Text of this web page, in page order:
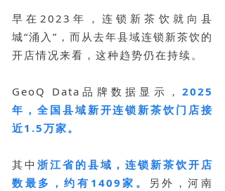
早在2023年，连锁新茶饮就向县
城“涌入”，而从去年县域连锁新茶饮的
开店情况来看，这种趋势仍在持续。
GeoQ Data品牌数据显示， 2025
年，全国县域新开连锁新茶饮门店接
近1.5万家。
其中 浙江省的县域，连锁新茶饮开店
数 最多，约有1409家。
另外，河南